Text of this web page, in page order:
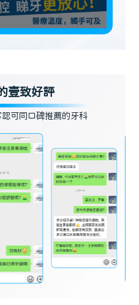
壹致好評
可同口碑推薦的牙科